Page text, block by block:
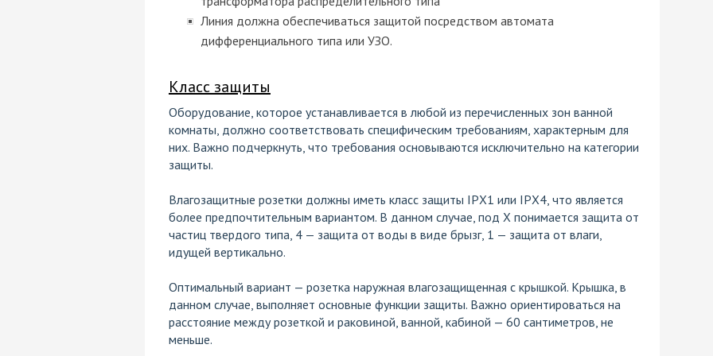
Линия должна обеспечиваться защитой посредством автомата
дифференциального типа или УЗО.
Класс защиты
Оборудование, которое устанавливается в любой из перечисленных зон ванной
комнаты, должно соответствовать специфическим требованиям, характерным для
них. Важно подчеркнуть, что требования основываются исключительно на категории
защиты.
Влагозащитные розетки должны иметь класс защиты IPХ1 или IPХ4, что является
более предпочтительным вариантом. В данном случае, под X понимается защита от
частиц твердого типа, 4 — защита от воды в виде брызг, 1 — защита от влаги,
идущей вертикально.
Оптимальный вариант — розетка наружная влагозащищенная с крышкой. Крышка, в
данном случае, выполняет основные функции защиты. Важно ориентироваться на
расстояние между розеткой и раковиной, ванной, кабиной — 60 сантиметров, не
меньше.